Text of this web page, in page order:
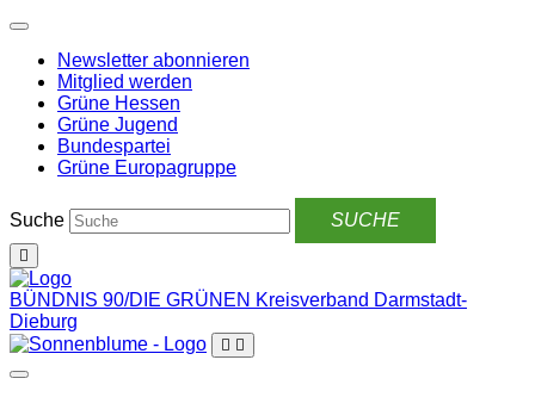
Weiter
Inhalt
Newsletter abonnieren
Mitglied werden
Grüne Hessen
Grüne Jugend
Bundespartei
Grüne Europagruppe
Suche
BÜNDNIS 90/DIE GRÜNEN Kreisverband Darmstadt-
Dieburg